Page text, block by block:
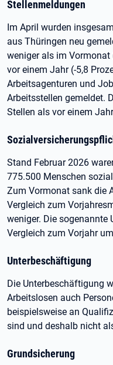
Stellenmeldungen
Im April wurden
aus Thüringen neu
weniger als im Vormonat
vor einem Jahr (-5,8
Arbeitsagenturen und
Arbeitsstellen gemeldet.
Stellen als vor einem
Stand Februar 2026
775.500 Menschen
Zum Vormonat sank die
Vergleich zum
weniger. Die
Vergleich zum Vorjahr
Unterbeschäftigung
Die Unterbeschäftigung
Arbeitslosen auch
beispielsweise an
sind und deshalb nicht
Grundsicherung